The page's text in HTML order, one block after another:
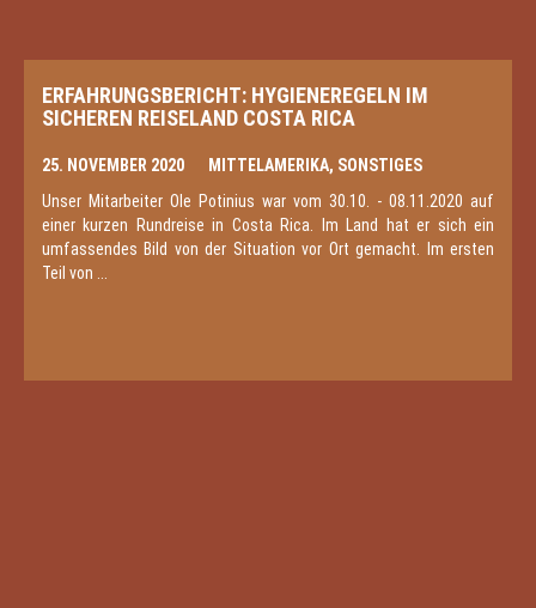
ERFAHRUNGSBERICHT: HYGIENEREGELN IM
SICHEREN REISELAND COSTA RICA
25. NOVEMBER 2020 MITTELAMERIKA, SONSTIGES
Unser Mitarbeiter Ole Potinius war vom 30.10. - 08.11.2020 auf
einer kurzen Rundreise in Costa Rica. Im Land hat er sich ein
umfassendes Bild von der Situation vor Ort gemacht. Im ersten
Teil von ...